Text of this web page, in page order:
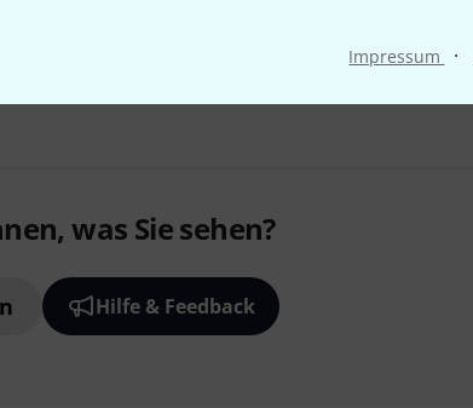
Impressum ·
was Sie sehen?
Hilfe & Feedback